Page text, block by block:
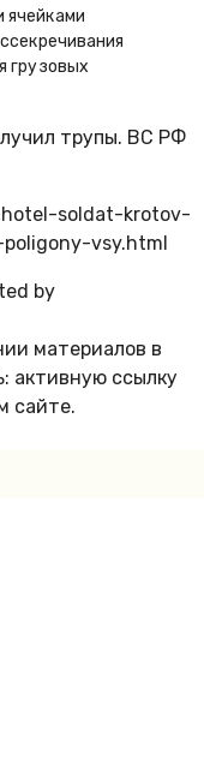
ячейками
грузовых
трупы. ВС РФ
soldat-krotov-
vsy.html
by
материалов в
активную ссылку
сайте.